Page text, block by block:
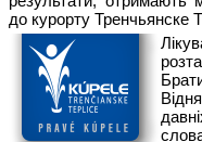
до курорту Тренчьянске